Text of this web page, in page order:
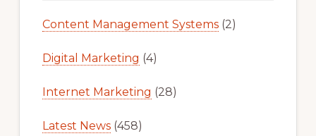
Content Management Systems(2)
Digital Marketing (4)
Internet Marketing (28)
Latest News(458)